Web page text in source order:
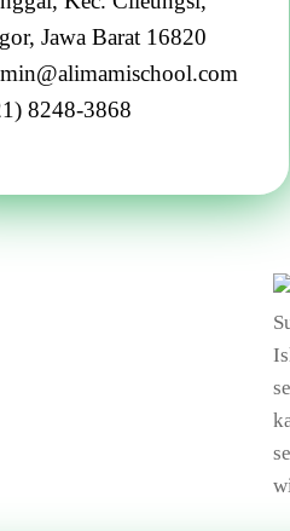
Jawa Barat 16820
8248-3868